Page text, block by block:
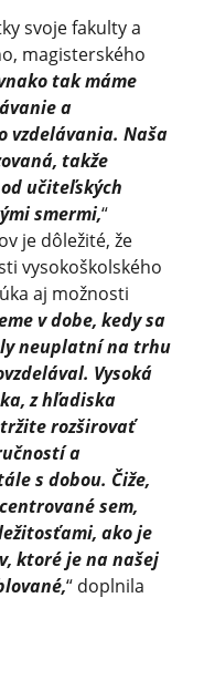
svoje fakulty a
magisterského
tak máme
a
vzdelávania. Naša
takže
učiteľských
smermi,“
je dôležité, že
vysokoškolského
aj možnosti
v dobe, kedy sa
neuplatní na trhu
Vysoká
z hľadiska
rozširovať
a
s dobou. Čiže,
sem,
ako je
ktoré je na našej
“ doplnila